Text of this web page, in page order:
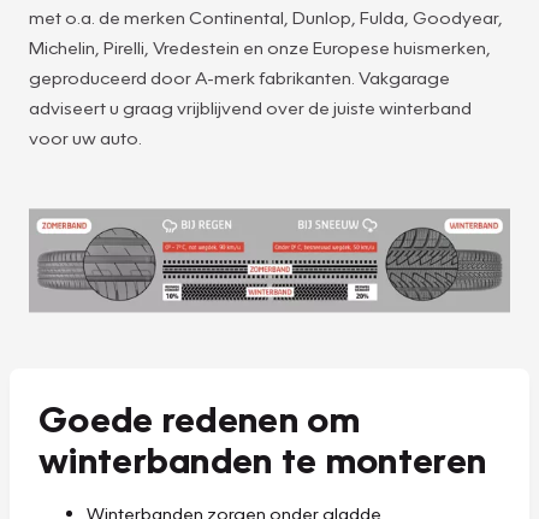
met o.a. de merken Continental, Dunlop, Fulda, Goodyear,
Michelin, Pirelli, Vredestein en onze Europese huismerken,
geproduceerd door A-merk fabrikanten. Vakgarage
adviseert u graag vrijblijvend over de juiste winterband
voor uw auto.
Goede redenen om
winterbanden te monteren
Winterbanden zorgen onder gladde